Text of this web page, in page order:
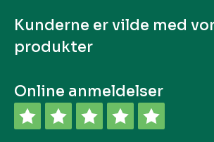
Kunderne er vilde med
produkter
Online anmeldelser